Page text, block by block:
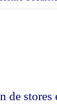
de stores